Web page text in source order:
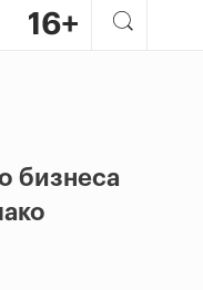
бизнеса